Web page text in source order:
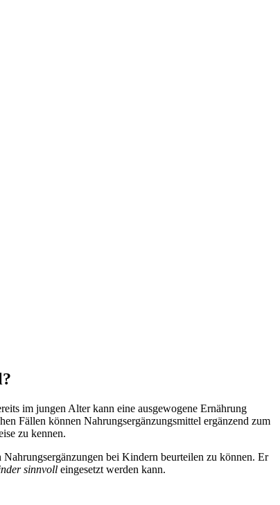
im jungen Alter kann eine ausgewogene Ernährung
Fällen können Nahrungsergänzungsmittel ergänzend zum
zu kennen.
bei Kindern beurteilen zu können. Er
sinnvoll eingesetzt werden kann.